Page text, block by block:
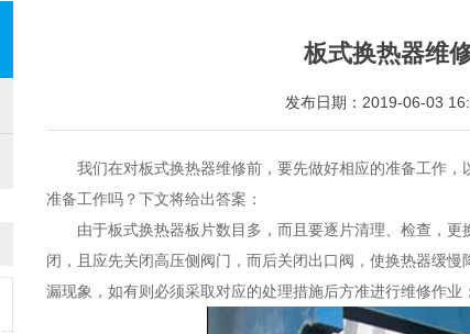
板式换热器维
发布日期：2019-06-03
我们在对板式换热器维修前，要先做好相应的准备工作
准备工作吗？下文将给出答案：
由于板式换热器板片数目多，而且要逐片清理、检查，
闭，且应先关闭高压侧阀门，而后关闭出口阀，使换热器缓
漏现象，如有则必须采取对应的处理措施后方准进行维修作业